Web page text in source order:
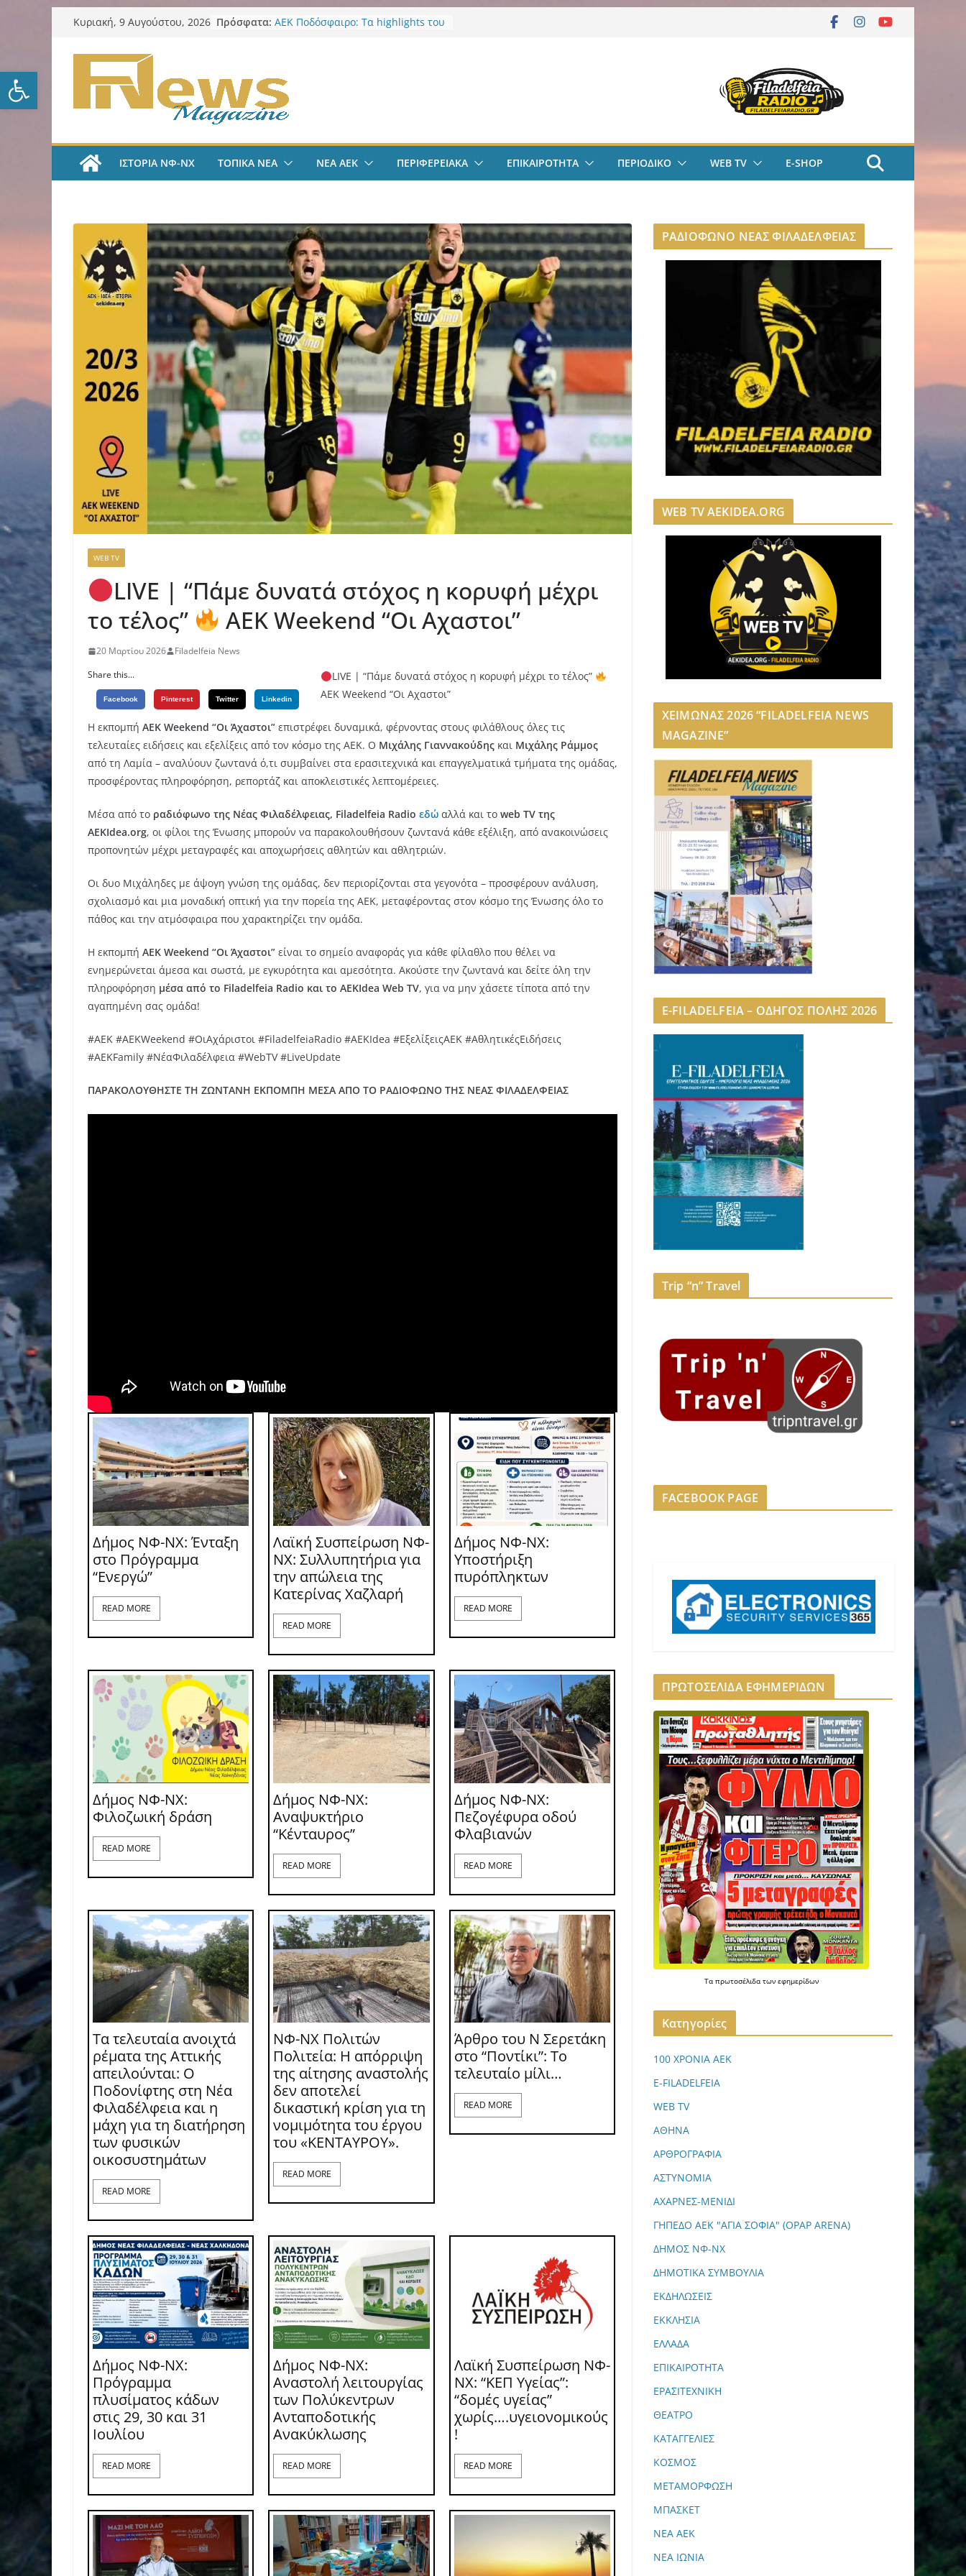
Ανοίξτε τη γραμμή εργαλείων
Μετάβαση
περιεχόμενο
Κυριακή, 9 Αυγούστου, 2026 Πρόσφατα: ΑΕΚ Ποδόσφαιρο: Τα highlights του
Καταγγελία για άγριο ξυλοδαρμό
Στεγαστικό επίδομα φοιτητών
2026: Ποιοι δικαιούνται έως 2.500
ευρώ
Ζωγράφου: Τρεις συλλήψεις και 67
δενδρύλλια κάνναβης
επικαιρότητα με μια ματιά
καθημερινά μέσα από το
filadelfeianews
ΙΣΤΟΡΙΑ ΝΦ-ΝΧ ΤΟΠΙΚΑ ΝΕΑ ΝΕΑ ΑΕΚ ΠΕΡΙΦΕΡΕΙΑΚΑ ΕΠΙΚΑΙΡΟΤΗΤΑ ΠΕΡΙΟΔΙΚΟ WEB TV E-SHOP
WEB TV
LIVE | “Πάμε δυνατά στόχος η κορυφή μέχρι
το τέλος”
AEK Weekend “Οι Αχαστοι”
20 Μαρτίου 2026
Filadelfeia News
Share this...
Facebook Pinterest Twitter Linkedin
LIVE | “Πάμε δυνατά στόχος η κορυφή μέχρι το τέλος”
AEK Weekend “Οι Αχαστοι”
Η εκπομπή ΑΕΚ Weekend “Οι Άχαστοι” επιστρέφει δυναμικά, φέρνοντας στους φιλάθλους όλες τις
τελευταίες ειδήσεις και εξελίξεις από τον κόσμο της ΑΕΚ. Ο Μιχάλης Γιαννακούδης και Μιχάλης Ράμμος
από τη Λαμία – αναλύουν ζωντανά ό,τι συμβαίνει στα ερασιτεχνικά και επαγγελματικά τμήματα της ομάδας,
προσφέροντας πληροφόρηση, ρεπορτάζ και αποκλειστικές λεπτομέρειες.
Μέσα από το ραδιόφωνο της Νέας Φιλαδέλφειας, Filadelfeia Radio εδώ αλλά και το web TV της
AEKIdea.org, οι φίλοι της Ένωσης μπορούν να παρακολουθήσουν ζωντανά κάθε εξέλιξη, από ανακοινώσεις
προπονητών μέχρι μεταγραφές και αποχωρήσεις αθλητών και αθλητριών.
Οι δυο Μιχάληδες με άψογη γνώση της ομάδας, δεν περιορίζονται στα γεγονότα – προσφέρουν ανάλυση,
σχολιασμό και μια μοναδική οπτική για την πορεία της ΑΕΚ, μεταφέροντας στον κόσμο της Ένωσης όλο το
πάθος και την ατμόσφαιρα που χαρακτηρίζει την ομάδα.
Η εκπομπή ΑΕΚ Weekend “Οι Άχαστοι” είναι το σημείο αναφοράς για κάθε φίλαθλο που θέλει να
ενημερώνεται άμεσα και σωστά, με εγκυρότητα και αμεσότητα. Ακούστε την ζωντανά και δείτε όλη την
πληροφόρηση μέσα από το Filadelfeia Radio και το AEKIdea Web TV, για να μην χάσετε τίποτα από την
αγαπημένη σας ομάδα!
#AEK #ΑΕΚWeekend #ΟιΑχάριστοι #FiladelfeiaRadio #AEKIdea #ΕξελίξειςΑΕΚ #ΑθλητικέςΕιδήσεις
#AEKFamily #ΝέαΦιλαδέλφεια #WebTV #LiveUpdate
ΠΑΡΑΚΟΛΟΥΘΗΣΤΕ ΤΗ ΖΩΝΤΑΝΗ ΕΚΠΟΜΠΗ ΜΕΣΑ ΑΠΟ ΤΟ ΡΑΔΙΟΦΩΝΟ ΤΗΣ ΝΕΑΣ ΦΙΛΑΔΕΛΦΕΙΑΣ
Δήμος ΝΦ-ΝΧ: Ένταξη
στο Πρόγραμμα
“Ενεργώ”
READ MORE
Λαϊκή Συσπείρωση ΝΦ-
ΝΧ: Συλλυπητήρια για
την απώλεια της
Κατερίνας Χαζλαρή
READ MORE
Δήμος ΝΦ-ΝΧ:
Υποστήριξη
πυρόπληκτων
READ MORE
Δήμος ΝΦ-ΝΧ:
Φιλοζωική δράση
READ MORE
Δήμος ΝΦ-ΝΧ:
Αναψυκτήριο
“Κένταυρος”
READ MORE
Δήμος ΝΦ-ΝΧ:
Πεζογέφυρα οδού
Φλαβιανών
READ MORE
Τα τελευταία ανοιχτά
ρέματα της Αττικής
απειλούνται: Ο
Ποδονίφτης στη Νέα
Φιλαδέλφεια και η
μάχη για τη διατήρηση
των φυσικών
οικοσυστημάτων
READ MORE
ΝΦ-ΝΧ Πολιτών
Πολιτεία: Η απόρριψη
της αίτησης αναστολής
δεν αποτελεί
δικαστική κρίση για τη
νομιμότητα του έργου
του «ΚΕΝΤΑΥΡΟΥ».
READ MORE
Άρθρο του Ν Σερετάκη
στο “Ποντίκι”: Το
τελευταίο μίλι…
READ MORE
Δήμος ΝΦ-ΝΧ:
Πρόγραμμα
πλυσίματος κάδων
στις 29, 30 και 31
Ιουλίου
READ MORE
Δήμος ΝΦ-ΝΧ:
Αναστολή λειτουργίας
των Πολύκεντρων
Ανταποδοτικής
Ανακύκλωσης
READ MORE
Λαϊκή Συσπείρωση ΝΦ-
ΝΧ: “ΚΕΠ Υγείας”:
“δομές υγείας”
χωρίς….υγειονομικούς
!
READ MORE
ΡΑΔΙΟΦΩΝΟ ΝΕΑΣ ΦΙΛΑΔΕΛΦΕΙΑΣ
WEB TV AEKIDEA.ORG
ΧΕΙΜΩΝΑΣ 2026 “FILADELFEIA NEWS
MAGAZINE”
E-FILADELFEIA – ΟΔΗΓΟΣ ΠΟΛΗΣ 2026
Trip “n” Travel
FACEBOOK PAGE
ΠΡΩΤΟΣΕΛΙΔΑ ΕΦΗΜΕΡΙΔΩΝ
Τα πρωτοσέλιδα των εφημερίδων
Kατηγορίες
100 ΧΡΟΝΙΑ ΑΕΚ
E-FILADELFEIA
WEB TV
ΑΘΗΝΑ
ΑΡΘΡΟΓΡΑΦΙΑ
ΑΣΤΥΝΟΜΙΑ
ΑΧΑΡΝΕΣ-ΜΕΝΙΔΙ
ΓΗΠΕΔΟ ΑΕΚ "ΑΓΙΑ ΣΟΦΙΑ" (OPAP ARENA)
ΔΗΜΟΣ ΝΦ-ΝΧ
ΔΗΜΟΤΙΚΑ ΣΥΜΒΟΥΛΙΑ
ΕΚΔΗΛΩΣΕΙΣ
ΕΚΚΛΗΣΙΑ
ΕΛΛΑΔΑ
ΕΠΙΚΑΙΡΟΤΗΤΑ
ΕΡΑΣΙΤΕΧΝΙΚΗ
ΘΕΑΤΡΟ
ΚΑΤΑΓΓΕΛΙΕΣ
ΚΟΣΜΟΣ
ΜΕΤΑΜΟΡΦΩΣΗ
ΜΠΑΣΚΕΤ
ΝΕΑ ΑΕΚ
ΝΕΑ ΙΩΝΙΑ